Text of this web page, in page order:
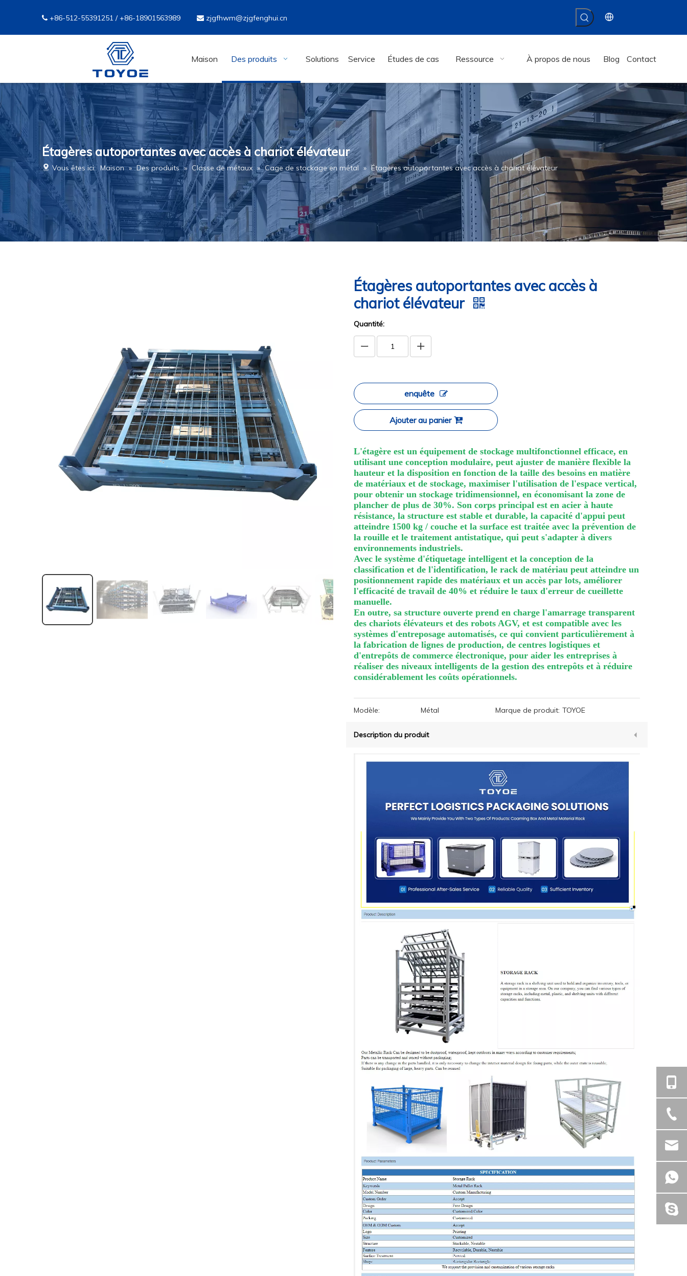
 +86-512-55391251 / +86-18901563989  zjgfhwm@zjgfenghui.cn
Maison Des produits Solutions Service Études de cas Ressource À propos de nous Blog Contact
Étagères autoportantes avec accès à chariot élévateur
Vous êtes ici: Maison » Des produits » Classe de métaux » Cage de stockage en métal » Étagères autoportantes avec accès à chariot élévateur
Étagères autoportantes avec accès à
chariot élévateur
Quantité:
enquête
Ajouter au panier
L'étagère est un équipement de stockage multifonctionnel efficace, en
utilisant une conception modulaire, peut ajuster de manière flexible la
hauteur et la disposition en fonction de la taille des besoins en matière
de matériaux et de stockage, maximiser l'utilisation de l'espace vertical,
pour obtenir un stockage tridimensionnel, en économisant la zone de
plancher de plus de 30%. Son corps principal est en acier à haute
résistance, la structure est stable et durable, la capacité d'appui peut
atteindre 1500 kg / couche et la surface est traitée avec la prévention de
la rouille et le traitement antistatique, qui peut s'adapter à divers
environnements industriels.
Avec le système d'étiquetage intelligent et la conception de la
classification et de l'identification, le rack de matériau peut atteindre un
positionnement rapide des matériaux et un accès par lots, améliorer
l'efficacité de travail de 40% et réduire le taux d'erreur de cueillette
manuelle.
En outre, sa structure ouverte prend en charge l'amarrage transparent
des chariots élévateurs et des robots AGV, et est compatible avec les
systèmes d'entreposage automatisés, ce qui convient particulièrement à
la fabrication de lignes de production, de centres logistiques et
d'entrepôts de commerce électronique, pour aider les entreprises à
réaliser des niveaux intelligents de la gestion des entrepôts et à réduire
considérablement les coûts opérationnels.
Modèle: Métal Marque de produit: TOYOE
Description du produit